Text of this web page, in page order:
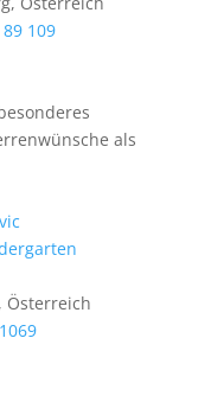
109
als
Österreich